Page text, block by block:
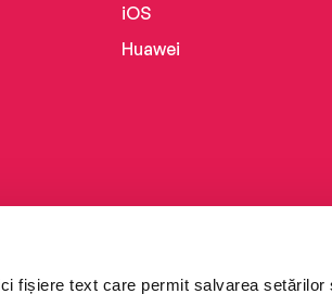
fișiere text care permit salvarea setărilor
iOS
Huawei